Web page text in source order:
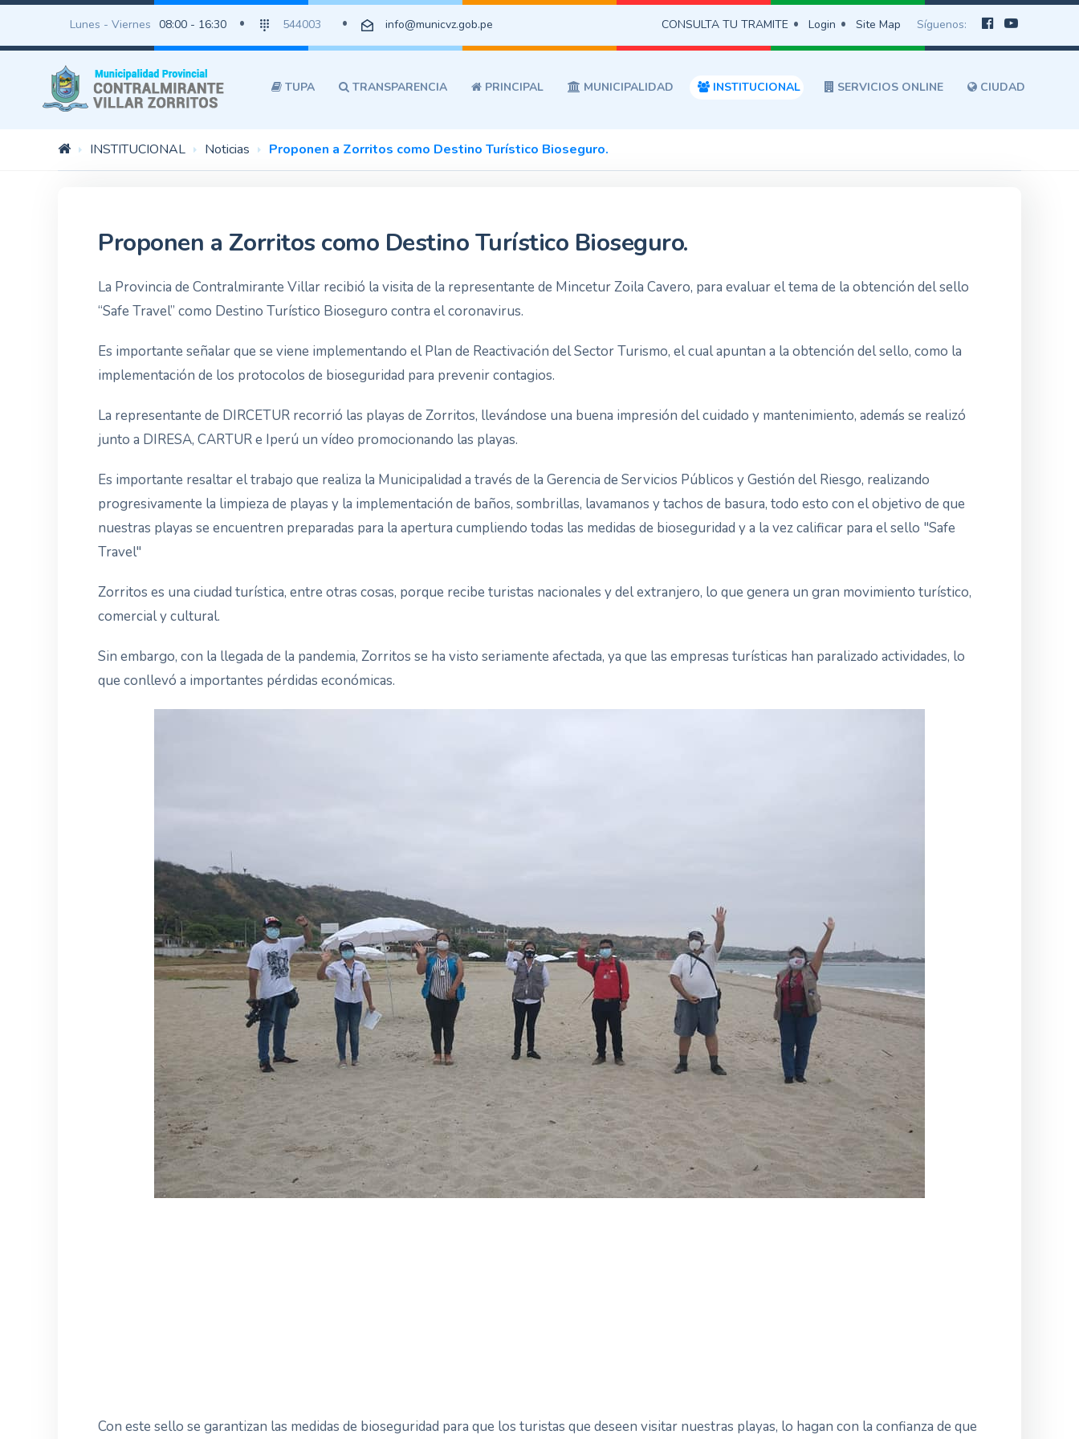
Lunes - Viernes 08:00 - 16:30 544003 info@municvz.gob.pe Síguenos:
CONSULTA TU TRAMITE Login Site Map
TUPA TRANSPARENCIA PRINCIPAL MUNICIPALIDAD INSTITUCIONAL SERVICIOS ONLINE CIUDAD
INSTITUCIONAL Noticias Proponen a Zorritos como Destino Turístico Bioseguro.
Proponen a Zorritos como Destino Turístico Bioseguro.
La Provincia de Contralmirante Villar recibió la visita de la representante de Mincetur Zoila Cavero, para evaluar el tema de la obtención del sello
“Safe Travel” como Destino Turístico Bioseguro contra el coronavirus.
Es importante señalar que se viene implementando el Plan de Reactivación del Sector Turismo, el cual apuntan a la obtención del sello, como la
implementación de los protocolos de bioseguridad para prevenircontagios.
La representante de DIRCETUR recorrió las playas de Zorritos, llevándose una buena impresión del cuidado y mantenimiento, además se realizó
junto a DIRESA, CARTUR e Iperú un vídeo promocionando las playas.
Es importante resaltar el trabajo que realiza la Municipalidad a través de la Gerencia de Servicios Públicos y Gestión del Riesgo, realizando
progresivamente la limpieza de playas y la implementación de baños, sombrillas, lavamanos y tachos de basura, todo esto con el objetivo de que
nuestras playas se encuentren preparadas para la apertura cumpliendo todas las medidas de bioseguridad y a la vez calificar para el sello "Safe
Travel"
Zorritos es una ciudad turística, entre otras cosas, porque recibe turistas nacionales y del extranjero, lo que genera un gran movimiento turístico,
comercial y cultural.
Sin embargo, con la llegada de la pandemia, Zorritos se ha visto seriamente afectada, ya que las empresas turísticas han paralizado actividades, lo
que conllevó a importantes pérdidas económicas.
Con este sello se garantizan las medidas de bioseguridad para que los turistas que deseen visitar nuestras playas, lo hagan con la confianza de que